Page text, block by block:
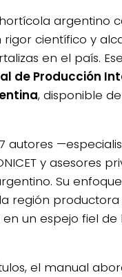
hortícola argentino
científico y
en el país.
de Producción
, disponible
y asesores
Su
región productora
un espejo fiel
el manual